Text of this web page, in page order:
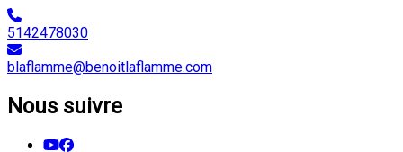
5142478030
blaflamme@benoitlaflamme.com
Nous suivre